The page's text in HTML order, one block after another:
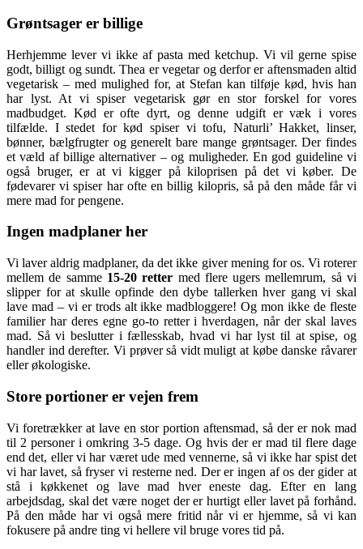
Grøntsager er billige
Herhjemme lever vi ikke af pasta med ketchup. Vi vil gerne spise
godt, billigt og sundt. Thea er vegetar og derfor er aftensmaden altid
vegetarisk – med mulighed for, at Stefan kan tilføje kød, hvis han
har lyst. At vi spiser vegetarisk gør en stor forskel for vores
madbudget. Kød er ofte dyrt, og denne udgift er væk i vores
tilfælde. I stedet for kød spiser vi tofu, Naturli’ Hakket, linser,
bønner, bælgfrugter og generelt bare mange grøntsager. Der findes
et væld af billige alternativer – og muligheder. En god guideline vi
også bruger, er at vi kigger på kiloprisen på det vi køber. De
fødevarer vi spiser har ofte en billig kilopris, så på den måde får vi
mere mad for pengene.
Ingen madplaner her
Vi laver aldrig madplaner, da det ikke giver mening for os. Vi roterer
mellem de samme 15-20 retter med flere ugers mellemrum, så vi
slipper for at skulle opfinde den dybe tallerken hver gang vi skal
lave mad – vi er trods alt ikke madbloggere! Og mon ikke de fleste
familier har deres egne go-to retter i hverdagen, når der skal laves
mad. Så vi beslutter i fællesskab, hvad vi har lyst til at spise, og
handler ind derefter. Vi prøver så vidt muligt at købe danske råvarer
eller økologiske.
Store portioner er vejen frem
Vi foretrækker at lave en stor portion aftensmad, så der er nok mad
til 2 personer i omkring 3-5 dage. Og hvis der er mad til flere dage
end det, eller vi har været ude med vennerne, så vi ikke har spist det
vi har lavet, så fryser vi resterne ned. Der er ingen af os der gider at
stå i køkkenet og lave mad hver eneste dag. Efter en lang
arbejdsdag, skal det være noget der er hurtigt eller lavet på forhånd.
På den måde har vi også mere fritid når vi er hjemme, så vi kan
fokusere på andre ting vi hellere vil bruge vores tid på.